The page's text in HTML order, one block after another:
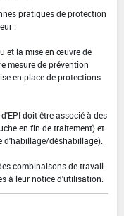
pratiques de protection
:
et la mise en œuvre de
mesure de prévention
en place de protections
doit être associé à des
en fin de traitement) et
d'habillage/déshabillage).
combinaisons de travail
à leur notice d'utilisation.